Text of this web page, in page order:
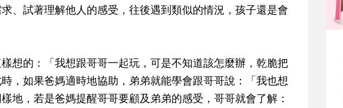
、試著理解他人的感受，往後遇到類似的情況，孩子還是會
想的：「我想跟哥哥一起玩，可是不知道該怎麼辦，乾脆把
，如果爸媽適時地協助，弟弟就能學會跟哥哥說：「我也想
地，若是爸媽提醒哥哥要顧及弟弟的感受，哥哥就會了解：